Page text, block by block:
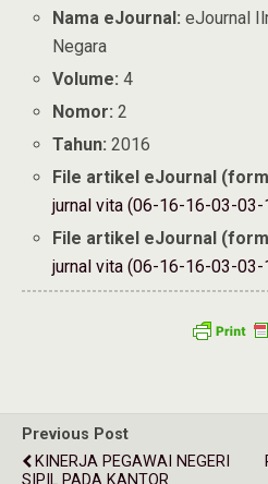
Nama eJournal: eJournal
Negara
Volume: 4
Nomor: 2
Tahun: 2016
File artikel eJournal
jurnal vita (06-16-16-03-03-
File artikel eJournal
jurnal vita (06-16-16-03-
Previous Post
KINERJA PEGAWAI NEGERI